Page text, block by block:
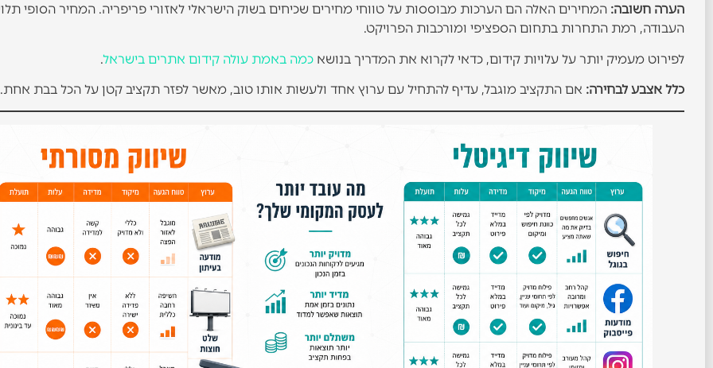
הערה חשובה: המחירים האלה הם הערכות מבוססות על טווחי מחירים שכיחים בשוק הישראלי לאזורי פריפריה. המחיר הסופי
העבודה, רמת התחרות בתחום הספציפי ומורכבות הפרויקט.
לפירוט מעמיק יותר על עלויות קידום, כדאי לקרוא את המדריך בנושאכמה באמת עולה קידום אתרים בישראל.
כלל אצבע לבחירה: אם התקציב מוגבל, עדיף להתחיל עם ערוץ אחד ולעשות אותו טוב, מאשר לפזר תקציב קטן על הכל בבת אחת.